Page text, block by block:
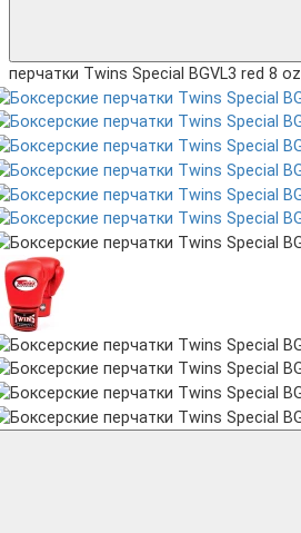
перчатки Twins Special BGVL3 red 8 oz